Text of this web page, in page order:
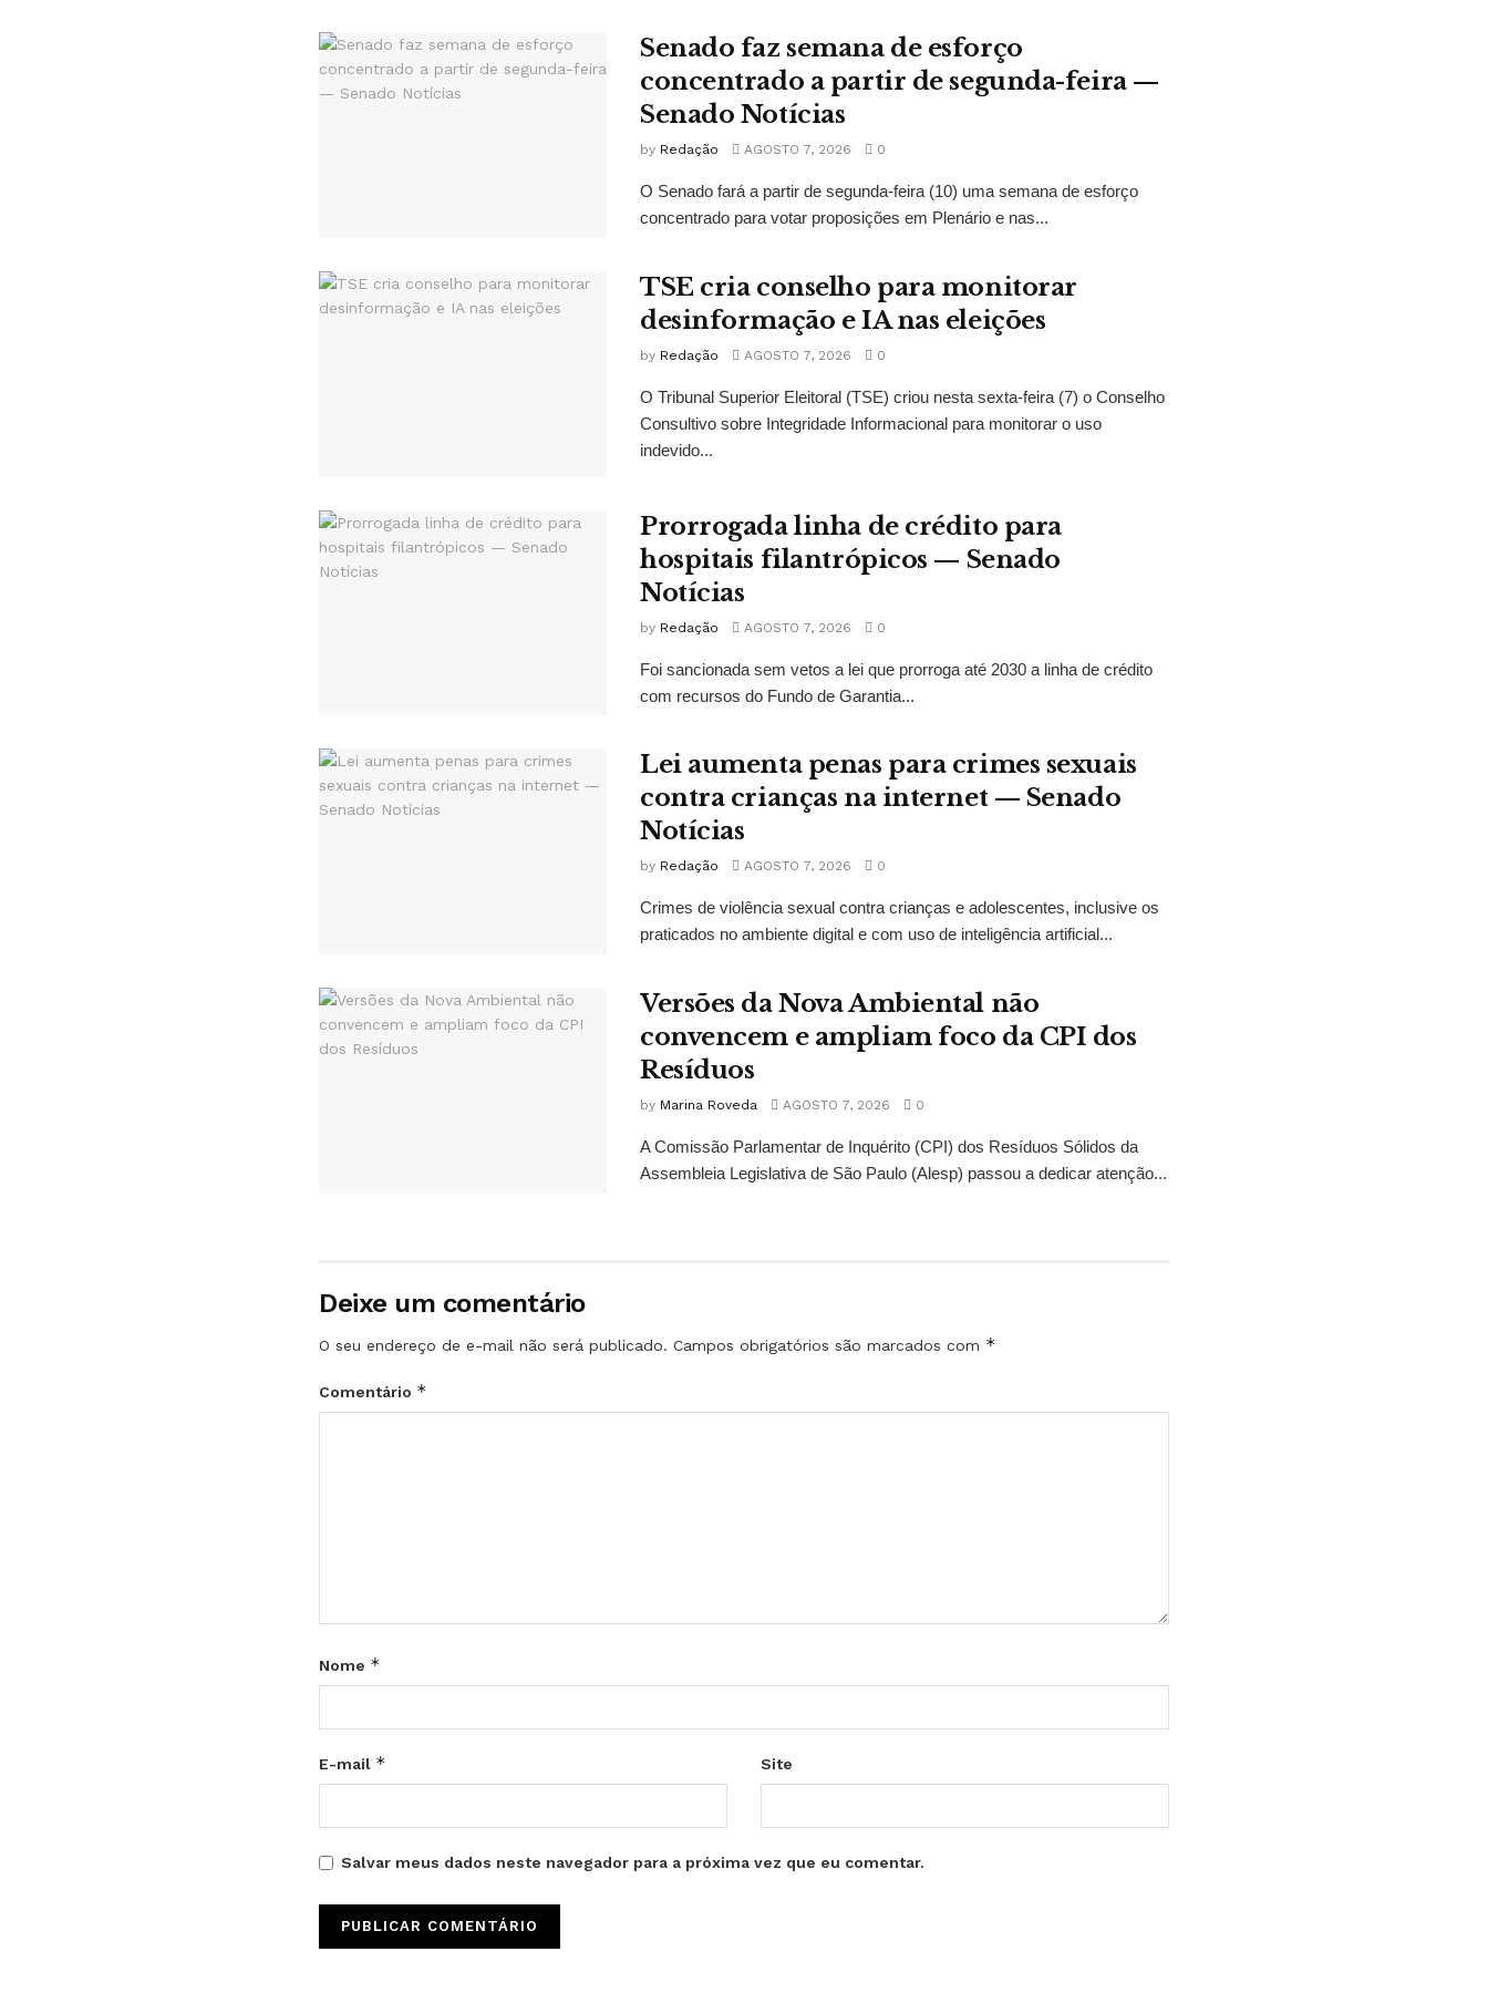
Senado faz semana de esforço
concentrado a partir de segunda-feira —
Senado Notícias
by Redação AGOSTO 7, 2026 0
O Senado fará a partir de segunda-feira (10) uma semana de esforço
concentrado para votar proposições em Plenário e nas...
TSE cria conselho para monitorar
desinformação e IA nas eleições
by Redação AGOSTO 7, 2026 0
O Tribunal Superior Eleitoral (TSE) criou nesta sexta-feira (7) o Conselho
Consultivo sobre Integridade Informacional para monitorar o uso
indevido...
Prorrogada linha de crédito para
hospitais filantrópicos — Senado
Notícias
by Redação AGOSTO 7, 2026 0
Foi sancionada sem vetos a lei que prorroga até 2030 a linha de crédito
com recursos do Fundo de Garantia...
Lei aumenta penas para crimes sexuais
contra crianças na internet — Senado
Notícias
by Redação AGOSTO 7, 2026 0
Crimes de violência sexual contra crianças e adolescentes, inclusive os
praticados no ambiente digital e com uso de inteligência artificial...
Versões da Nova Ambiental não
convencem e ampliam foco da CPI dos
Resíduos
by Marina Roveda AGOSTO 7, 2026 0
A Comissão Parlamentar de Inquérito (CPI) dos Resíduos Sólidos da
Assembleia Legislativa de São Paulo (Alesp) passou a dedicar atenção...
Deixe um comentário
O seu endereço de e-mail não será publicado. Campos obrigatórios são marcados com *
Comentário *
Nome *
E-mail * Site
Salvar meus dados neste navegador para a próxima vez que eu comentar.